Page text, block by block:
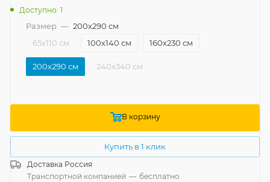
Доступно: 1
Размер — 200x290 см
65x110 см
100x140 см 160x230 см
200x290 см 240x340 см
В корзину
Купить в 1 клик
Доставка Россия
Транспортной компанией — бесплатно